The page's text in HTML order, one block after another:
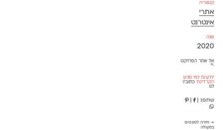
קטגוריה
אתרי
אינטרנט
שנה
2020
אל אתר הפרויקט
⇱
יודע/ת למי מגיע
הקרדיט? כתוב/י
לנו
שתפו: |
→ חזרה לפונטים
בפעולה